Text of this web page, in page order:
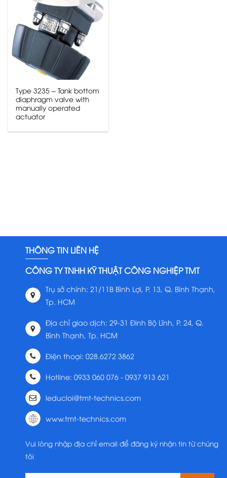
Type 3235 – Tank bottom
diaphragm valve with
manually operated
actuator
THÔNG TIN LIÊN HỆ
CÔNG TY TNHH KỸ THUẬT CÔNG NGHIỆP TMT
Trụ sở chính: 21/11B Bình Lợi, P. 13, Q. Bình Thạnh,
Tp. HCM
Địa chỉ giao dịch: 29-31 Đinh Bộ Lĩnh, P. 24, Q.
Bình Thạnh, Tp. HCM
Điện thoại: 028.6272 3862
Hotline: 0933 060 076 - 0937 913 621
leducloi@tmt-technics.com
www.tmt-technics.com
Vui lòng nhập địa chỉ email để đăng ký nhận tin từ chúng
tôi